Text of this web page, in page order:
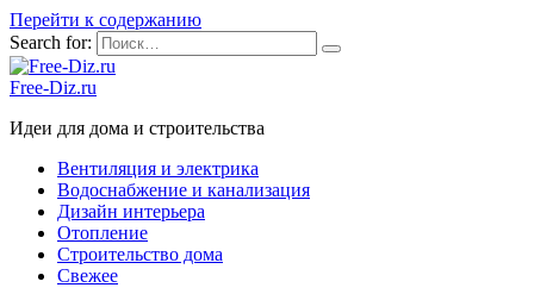
Перейти к содержанию
Search for:
Free-Diz.ru
Идеи для дома и строительства
Вентиляция и электрика
Водоснабжение и канализация
Дизайн интерьера
Отопление
Строительство дома
Свежее